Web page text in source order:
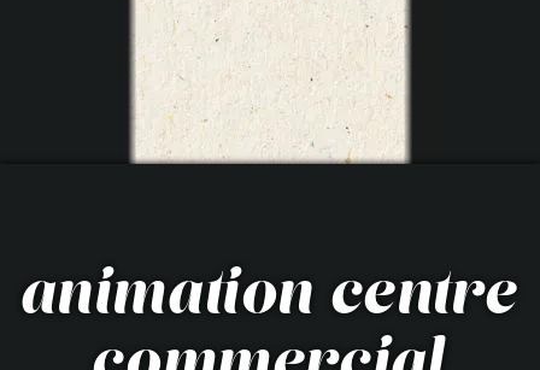
animation centre